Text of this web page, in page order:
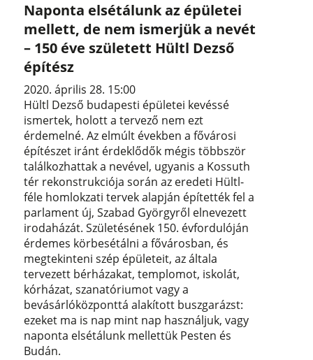
Naponta elsétálunk az épületei
mellett, de nem ismerjük a nevét
– 150 éve született Hültl Dezső
építész
2020. április 28. 15:00
Hültl Dezső budapesti épületei kevéssé
ismertek, holott a tervező nem ezt
érdemelné. Az elmúlt években a fővárosi
építészet iránt érdeklődők mégis többször
találkozhattak a nevével, ugyanis a Kossuth
tér rekonstrukciója során az eredeti Hültl-
féle homlokzati tervek alapján építették fel a
parlament új, Szabad Györgyről elnevezett
irodaházát. Születésének 150. évfordulóján
érdemes körbesétálni a fővárosban, és
megtekinteni szép épületeit, az általa
tervezett bérházakat, templomot, iskolát,
kórházat, szanatóriumot vagy a
bevásárlóközponttá alakított buszgarázst:
ezeket ma is nap mint nap használjuk, vagy
naponta elsétálunk mellettük Pesten és
Budán.